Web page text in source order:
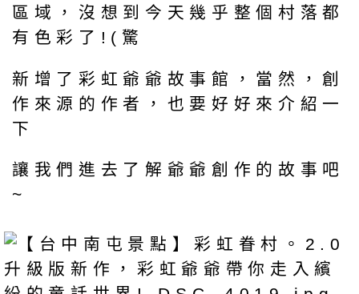
區域，沒想到今天幾乎整個村落都
有色彩了!(驚
新增了彩虹爺爺故事館，當然，創
作來源的作者，也要好好來介紹一
下
讓我們進去了解爺爺創作的故事吧
~